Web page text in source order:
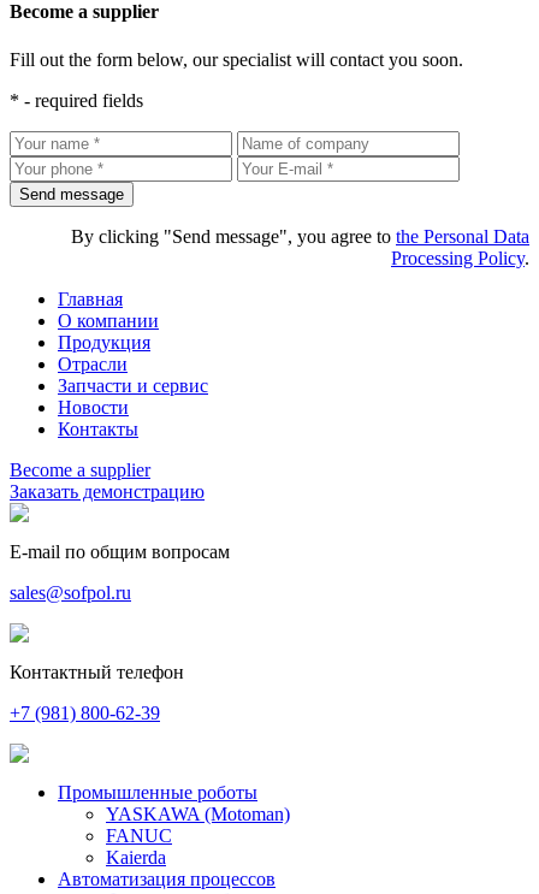
Become a supplier
Fill out the form below, our specialist will contact you soon.
* - required fields
By clicking "Send message", you agree to the Personal Data
Processing Policy.
Главная
О компании
Продукция
Отрасли
Запчасти и сервис
Новости
Контакты
Become a supplier
Заказать демонстрацию
E-mail по общим вопросам
sales@sofpol.ru
Контактный телефон
+7 (981) 800-62-39
Промышленные роботы
YASKAWA (Motoman)
FANUC
Kaierda
Автоматизация процессов